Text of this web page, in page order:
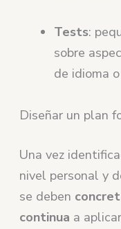
Tests:
sobre
de idioma
Diseñar un plan
Una vez
nivel personal y
se deben
continua a